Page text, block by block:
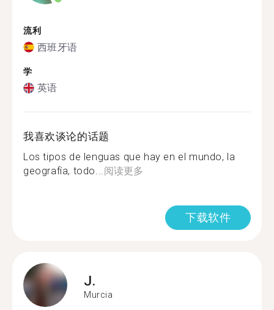
流利
西班牙语
学
英语
我喜欢谈论的话题
Los tipos de lenguas que hay en el mundo, la
geografía, todo...阅读更多
下载软件
J.
Murcia